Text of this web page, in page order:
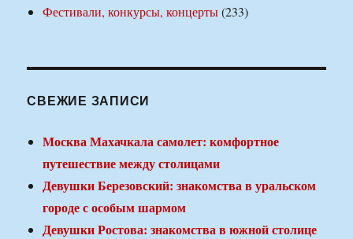
Фестивали, конкурсы, концерты(233)
СВЕЖИЕ ЗАПИСИ
Москва Махачкала самолет: комфортное
путешествие между столицами
Девушки Березовский: знакомства в уральском
городе с особым шармом
Девушки Ростова: знакомства в южной столице